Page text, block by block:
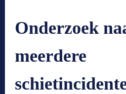
Onderzoek
meerdere